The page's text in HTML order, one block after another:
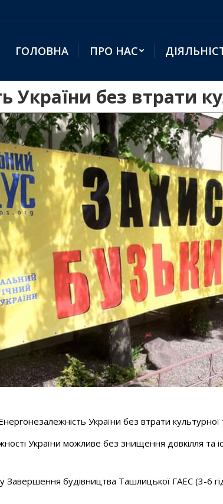
ГОЛОВНА ПРО НАС
України без втрати
України без втрати
України можливе без знищення довкілля та
Завершення будівництва Ташлицької ГАЕС (3-6